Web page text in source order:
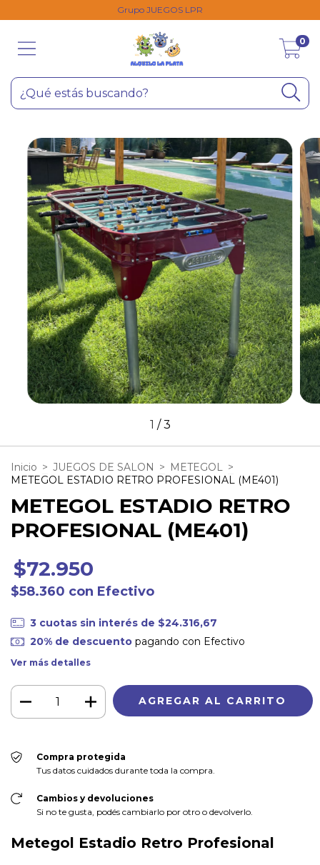
Grupo JUEGOS LPR
0
1 /3
Inicio > JUEGOS DE SALON > METEGOL >
METEGOL ESTADIO RETRO PROFESIONAL (ME401)
METEGOL ESTADIO RETRO
PROFESIONAL (ME401)
$72.950
$58.360 con Efectivo
3 cuotas sin interés de $24.316,67
20% de descuentopagando con Efectivo
Ver más detalles
Compra protegida
Tus datos cuidados durante toda la compra.
Cambios y devoluciones
Si no te gusta, podés cambiarlo por otro o devolverlo.
Metegol Estadio Retro Profesional